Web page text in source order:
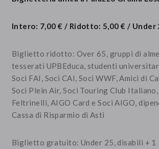
Intero: 7,00 € / Ridotto: 5,00 € /
Biglietto ridotto: Over 65, gruppi di
tesserati UPBEduca, studenti
Soci FAI, Soci CAI, Soci WWF, Amici di
Soci Plein Air, Soci Touring Club
Feltrinelli, AIGO Card e Soci AIGO,
Cassa di Risparmio di Asti
Biglietto gratuito: Under 25, disabili + 1